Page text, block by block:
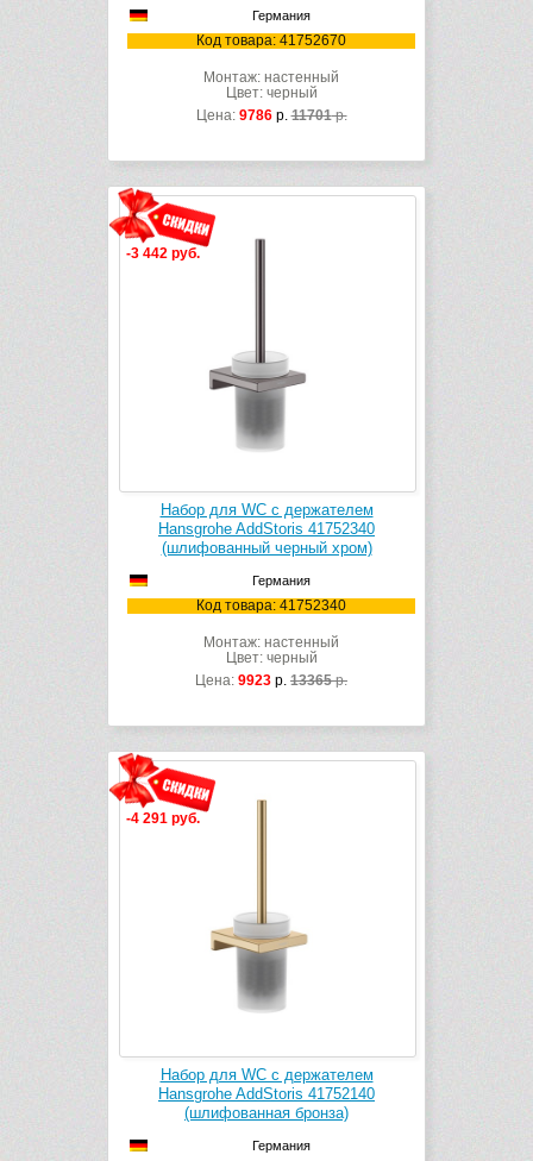
Германия
Код товара: 41752670
Монтаж: настенный
Цвет: черный
Цена: 9786р.11701р.
-3 442 руб.
Набор для WC с держателем
Hansgrohe AddStoris 41752340
(шлифованный черный хром)
Германия
Код товара: 41752340
Монтаж: настенный
Цвет: черный
Цена: 9923 р. 13365р.
-4 291 руб.
Набор для WC с держателем
Hansgrohe AddStoris 41752140
(шлифованная бронза)
Германия